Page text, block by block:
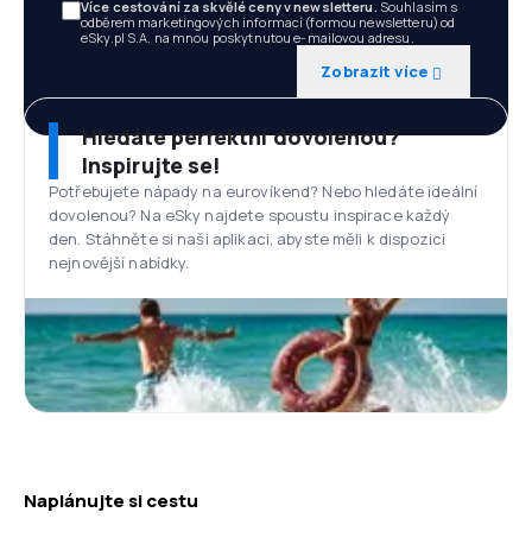
Více cestování za skvělé ceny v newsletteru. Souhlasím s
odběrem marketingových informací (formou newsletteru) od
eSky.pl S.A. na mnou poskytnutou e-mailovou adresu.
Zobrazit více
Hledáte perfektní dovolenou?
Inspirujte se!
Potřebujete nápady na eurovíkend? Nebo hledáte ideální
dovolenou? Na eSky najdete spoustu inspirace každý
den. Stáhněte si naši aplikaci, abyste měli k dispozici
nejnovější nabídky.
Naplánujte si cestu